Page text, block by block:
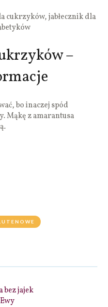
cukrzyków, jabłecznik dla
–
bo inaczej spód
Mąkę z amarantusa
bez jajek